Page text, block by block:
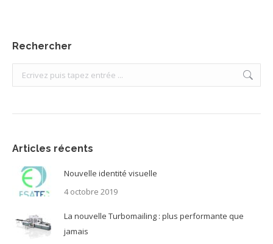
Rechercher
Search:
Articles récents
Nouvelle identité visuelle
4 octobre 2019
La nouvelle Turbomailing : plus performante que
jamais